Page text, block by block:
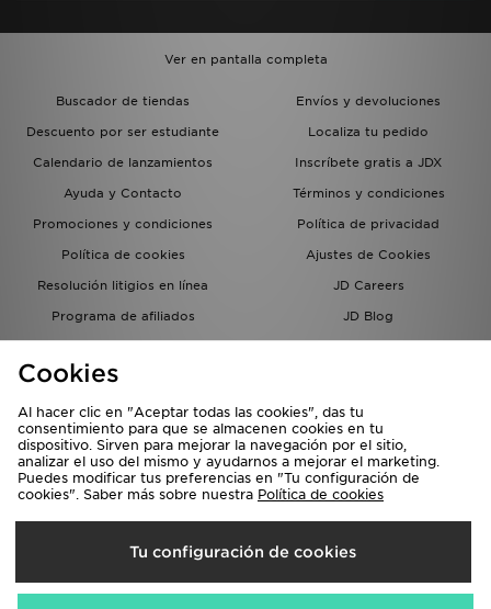
Ver en pantalla completa
Buscador de tiendas
Envíos y devoluciones
Descuento por ser estudiante
Localiza tu pedido
Calendario de lanzamientos
Inscríbete gratis a JDX
Ayuda y Contacto
Términos y condiciones
Promociones y condiciones
Política de privacidad
Política de cookies
Ajustes de Cookies
Resolución litigios en línea
JD Careers
Programa de afiliados
JD Blog
del grupo JD - Whistleblowing
Selecciona País
España
Cookies
Al hacer clic en "Aceptar todas las cookies", das tu
consentimiento para que se almacenen cookies en tu
dispositivo. Sirven para mejorar la navegación por el sitio,
analizar el uso del mismo y ayudarnos a mejorar el marketing.
Puedes modificar tus preferencias en "Tu configuración de
cookies". Saber más sobre nuestra Política de cookies
Tu configuración de cookies